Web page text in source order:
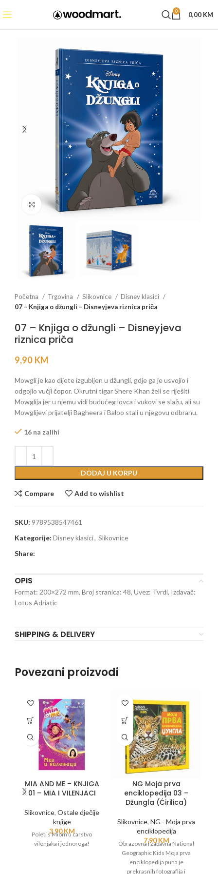
0 0,00 KM
Click to enlarge
Početna Trgovina Slikovnice
Disney klasici
07 – Knjiga o džungli – Disneyjeva riznica priča
07 – Knjiga o džungli – Disneyjeva
riznica priča
9,90 KM
Mowgli je kao dijete izgubljen u džungli, gdje ga je usvojio i
odgojio vučji čopor. Okrutni tigar Shere Khan želi se riješiti
Mowglija jer u njemu vidi budućeg lovca i vukovi se slažu, ali su
Mowglijevi prijatelji Bagheera i Baloo stali u njegovu odbranu.
16 na zalihi
DODAJ U KORPU
Compare Add to wishlist
SKU: 9789538547461
Kategorije: Disney klasici, Slikovnice
Share:
OPIS
Format: 200×272 mm, Broj stranica: 48, Uvez: Tvrdi, Izdavač:
Lotus Adriatic
SHIPPING & DELIVERY
Povezani proizvodi
MIA AND ME – KNJIGA
01 – MIA I VILENJACI
Slikovnice, Ostale dječije
knjige
3,90KM
Poleti s Miom u carstvo
vilenjaka i jednoroga!
NG Moja prva
enciklopedija 03 –
Džungla (Ćirilica)
Slikovnice, NG - Moja prva
enciklopedija
7,90KM
Obrazovna i zabavna National
Geographic Kids Moja prva
enciklopedija puna je
prekrasnih fotografija i